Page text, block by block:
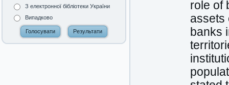
З електронної бібліотеки України
Випадково
role of
assets
banks